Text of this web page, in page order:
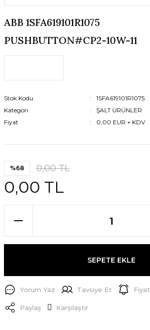
ABB 1SFA619101R1075
PUSHBUTTON#CP2-10W-11
Stok Kodu
1SFA619101R1075
Kategori
ŞALT ÜRÜNLER
Fiyat
0,00 EUR + KDV
%68 0,00 TL
0,00 TL
SEPETE EKLE
Yorum Yaz Tavsiye Et
Paylaş Karşılaştır